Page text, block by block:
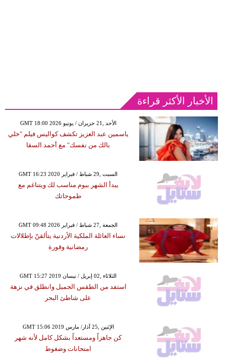
الأخبار الأكثر قراءة
GMT 18:00 2026 الأحد ,21 حزيران / يونيو
ياسمين عبد العزيز تكشف كواليس فيلم "خلي
بالك من نفسك" مع أحمد السقا
GMT 16:23 2020 السبت ,29 شباط / فبراير
يبدأ الشهر بيوم مناسب لك ويتناغم مع
طموحاتك
GMT 09:48 2026 الجمعة ,27 شباط / فبراير
نساء العائلة الملكية الأردنية يتألقنّ بإطلالات
رمضانية وقورة
GMT 15:27 2019 الثلاثاء ,02 إبريل / نيسان
استفد من الطقس الجميل وانطلق في نزهة
على شاطئ البحر
GMT 15:06 2019 الإثنين ,25 آذار/ مارس
كن جاهزاً ومستعداً بشكل كامل لأنه شهر
امتحانات وضغوط